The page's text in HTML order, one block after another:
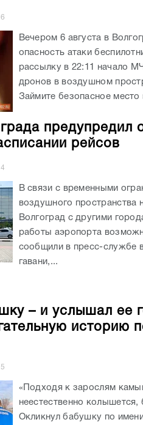
Вечером 6 августа в
опасность атаки
рассылку в 22:11 начало
дронов в воздушном
Займите безопасное место
предупредил
рейсов
В связи с временными
воздушного пространства
Волгоград с другими
работы аэропорта
сообщили в пресс-службе
гавани,...
– и услышал ее
историю
«Подходя к зарослям
неестественно колышется,
Окликнул бабушку по